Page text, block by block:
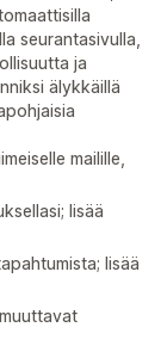
seurantasivulla,
ja
älykkäillä
mailille,
lisää
lisää